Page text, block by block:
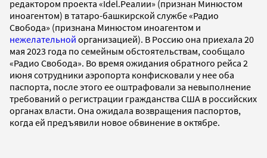
редактором проекта «Idel.Реалии» (признан Минюстом
иноагентом) в татаро-башкирской службе «Радио
Свобода» (признана Минюстом иноагентом и
нежелательной организацией). В Россию она приехала 20
мая 2023 года по семейным обстоятельствам, сообщало
«Радио Свобода». Во время ожидания обратного рейса 2
июня сотрудники аэропорта конфисковали у нее оба
паспорта, после этого ее оштрафовали за невыполнение
требований о регистрации гражданства США в российских
органах власти. Она ожидала возвращения паспортов,
когда ей предъявили новое обвинение в октябре.